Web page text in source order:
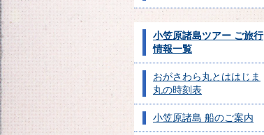
小笠原諸島ツアー ご旅行
情報一覧
おがさわら丸とははじま
丸の時刻表
小笠原諸島 船のご案内